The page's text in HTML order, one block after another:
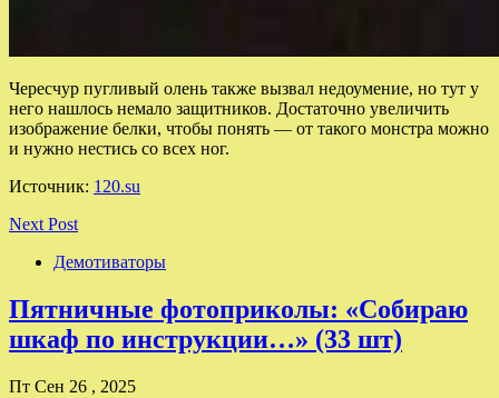
Чересчур пугливый олень также вызвал недоумение, но тут у
него нашлось немало защитников. Достаточно увеличить
изображение белки, чтобы понять — от такого монстра можно
и нужно нестись со всех ног.
Источник: 120.su
Next Post
Демотиваторы
Пятничные фотоприколы: «Собираю
шкаф по инструкции…» (33 шт)
Пт Сен 26 , 2025